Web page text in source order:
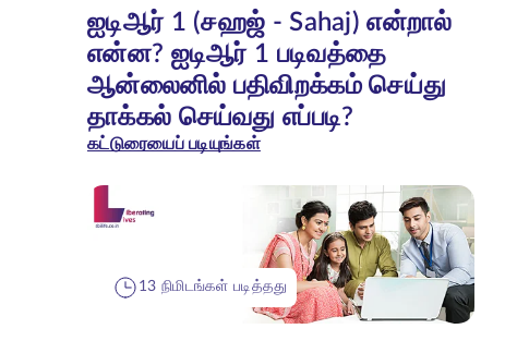
ஐடிஆர் 1 (சஹஜ் - Sahaj) என்றால்
என்ன? ஐடிஆர் 1 படிவத்தை
ஆன்லைனில் பதிவிறக்கம் செய்து
தாக்கல் செய்வது எப்படி?
கட்டுரையைப் படியுங்கள்
13 நிமிடங்கள் படித்தது